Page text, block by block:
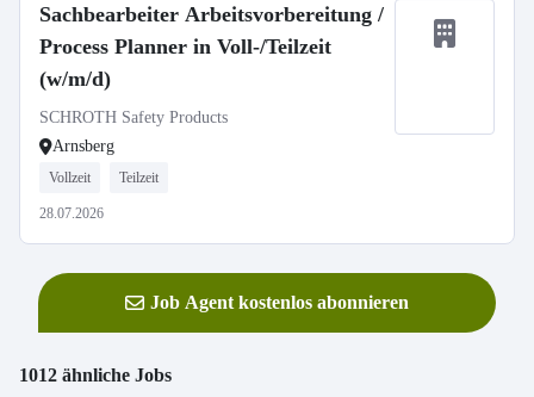
Sachbearbeiter Arbeitsvorbereitung /
Process Planner in Voll-/Teilzeit
(w/m/d)
SCHROTH Safety Products
Arnsberg
Vollzeit Teilzeit
28.07.2026
Job Agent kostenlos abonnieren
1012 ähnliche Jobs